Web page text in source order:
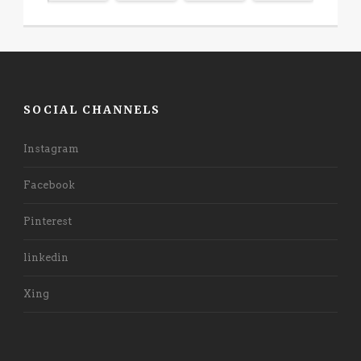
SOCIAL CHANNELS
Instagram
Facebook
Pinterest
linkedin
Xing